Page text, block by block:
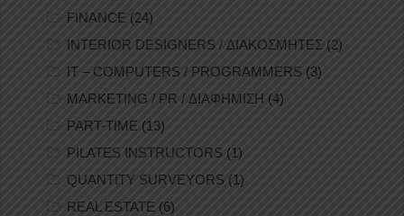
FINANCE (24)
INTERIOR DESIGNERS / ΔΙΑΚΟΣΜΗΤΕΣ (2)
IT – COMPUTERS / PROGRAMMERS (3)
MARKETING / PR / ΔΙΑΦΗΜΙΣΗ (4)
PART-TIME (13)
PILATES INSTRUCTORS (1)
QUANTITY SURVEYORS (1)
REAL ESTATE (6)